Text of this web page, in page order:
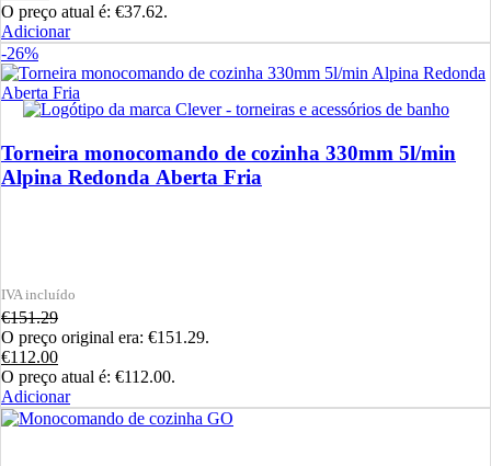
O preço atual é: €37.62.
Adicionar
-26%
Torneira monocomando de cozinha 330mm 5l/min
Alpina Redonda Aberta Fria
€151.29
O preço original era: €151.29.
€112.00
O preço atual é: €112.00.
Adicionar